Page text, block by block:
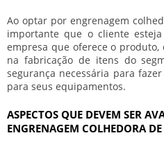
Ao optar por engrenagem
importante que o cliente
empresa que oferece o produto,
na fabricação de itens do
segurança necessária para
para seus equipamentos.
ASPECTOS QUE DEVEM SER
ENGRENAGEM COLHEDORA